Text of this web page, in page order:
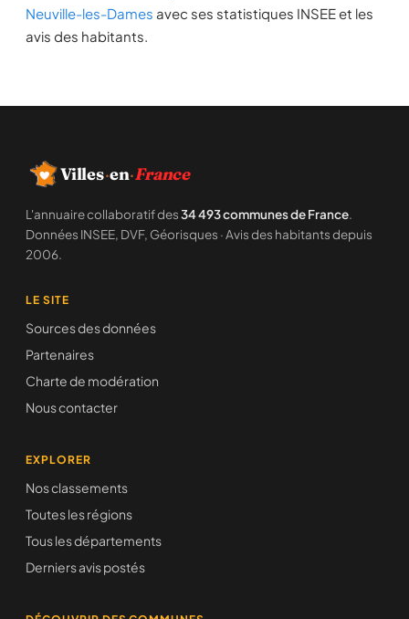
Neuville-les-Dames avec ses statistiques INSEE et les
avis des habitants.
Villes·en·France
L'annuaire collaboratif des34 493 communes de France.
Données INSEE, DVF, Géorisques · Avis des habitants depuis
2006.
LE SITE
Sources des données
Partenaires
Charte de modération
Nous contacter
EXPLORER
Nos classements
Toutes les régions
Tous les départements
Derniers avis postés